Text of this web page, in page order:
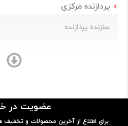
پردازنده مرکزی
سازنده پردازنده
Ryzen 5
عضویت در
برای اطلاع از آخرین محصولات و تخفیف